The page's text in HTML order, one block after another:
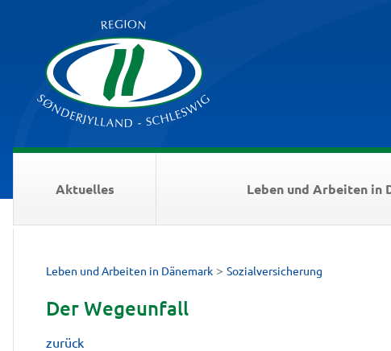
Aktuelles Leben und Arbeiten in
Leben und Arbeiten in Dänemark > Sozialversicherung
Der Wegeunfall
zurück